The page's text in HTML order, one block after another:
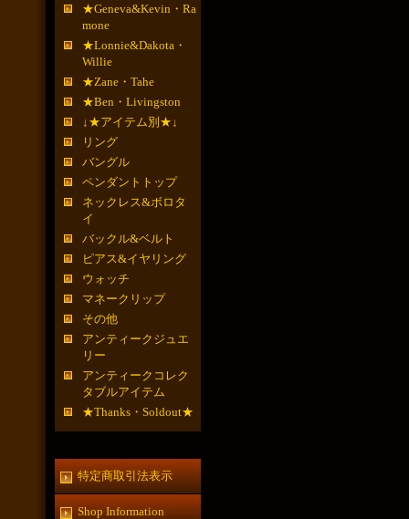
★Geneva&Kevin・Ra
mone
★Lonnie&Dakota・
Willie
★Zane・Tahe
★Ben・Livingston
↓★アイテム別★↓
リング
バングル
ペンダントトップ
ネックレス&ボロタ
イ
バックル&ベルト
ピアス&イヤリング
ウォッチ
マネークリップ
その他
アンティークジュエ
リー
アンティークコレク
タブルアイテム
★Thanks・Soldout★
特定商取引法表示
Shop Information